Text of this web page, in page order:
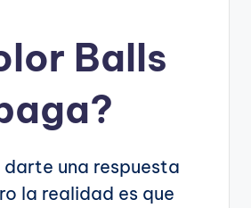
Balls
una respuesta
la realidad es que